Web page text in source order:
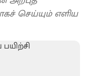
செய்யும் எளிய